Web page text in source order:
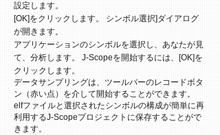
設定します。
[OK]をクリックします。 シンボル選択]ダイアログ
が開きます。
アプリケーションのシンボルを選択し、あなたが見
て、分析します。 J-Scopeを開始するには、[OK]を
クリックします。
データサンプリングは、ツールバーのレコードボタ
ン（赤い点）を介して開始することができます。
elfファイルと選択されたシンボルの構成が簡単に再
利用するJ-Scopeプロジェクトに保存することがで
きます。